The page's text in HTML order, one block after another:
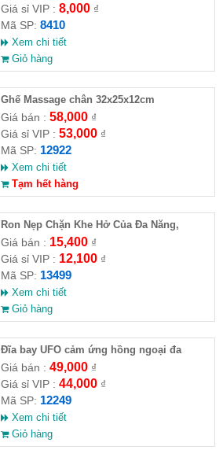
Giá sỉ VIP : 8,000₫
Mã SP: 8410
Xem chi tiết
Giỏ hàng
Ghế Massage chân 32x25x12cm
Giá bán : 58,000₫
Giá sỉ VIP : 53,000₫
Mã SP: 12922
Xem chi tiết
Tạm hết hàng
Ron Nẹp Chặn Khe Hở Của Đa Năng,
Chống Côn Trùng( HĐ )
Giá bán : 15,400₫
Giá sỉ VIP : 12,100₫
Mã SP: 13499
Xem chi tiết
Giỏ hàng
Đĩa bay UFO cảm ứng hồng ngoại đa
chiều tự động bay về
Giá bán : 49,000₫
Giá sỉ VIP : 44,000₫
Mã SP: 12249
Xem chi tiết
Giỏ hàng